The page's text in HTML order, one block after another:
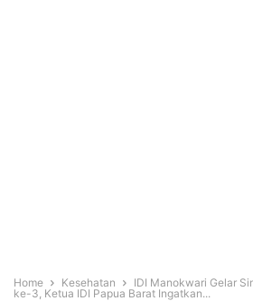
Home Kesehatan
IDI Manokwari Gelar
ke-3, Ketua IDI Papua Barat Ingatkan...